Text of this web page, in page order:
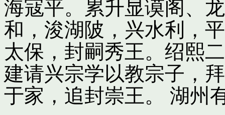
海寇平。累升显谟阁、
和，浚湖陂，兴水利，
太保，封嗣秀王。绍熙
建请兴宗学以教宗子，
于家，追封崇王。 湖州